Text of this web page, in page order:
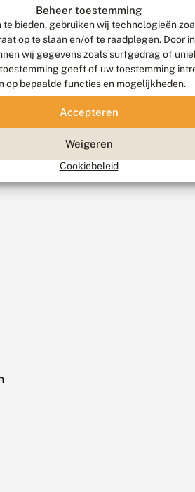
Beheer toestemming
te bieden, gebruiken wij technologieën
op te slaan en/of te raadplegen. Door
wij gegevens zoals surfgedrag of
geeft of uw toestemming
op bepaalde functies en mogelijkheden.
Accepteren
Weigeren
Cookiebeleid